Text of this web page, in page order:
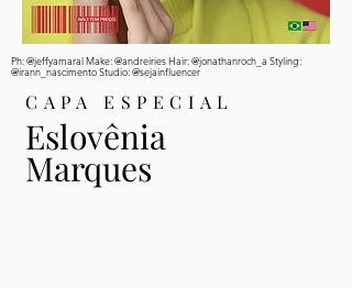
Ph: @jeffyamaral Make: @andreiries Hair: @jonathanroch_a Styling:
@irann_nascimento Studio: @sejainfluencer
CAPA ESPECIAL
Eslovênia
Marques